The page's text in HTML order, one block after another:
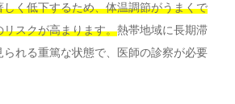
しく低下するため、体温調節がうまくで
スクが高まります。熱帯地域に長期滞
れる重篤な状態で、医師の診察が必要